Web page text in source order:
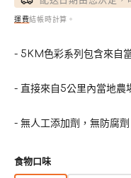
運費結帳時計算。
- 5KM色彩系列包含來自
- 直接來自5公里內當地農
- 無人工添加劑，無防腐
食物口味